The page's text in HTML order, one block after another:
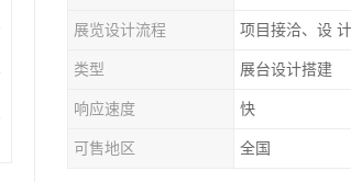
展览设计流程
类型 展台设计搭建
响应速度 快
可售地区 全国